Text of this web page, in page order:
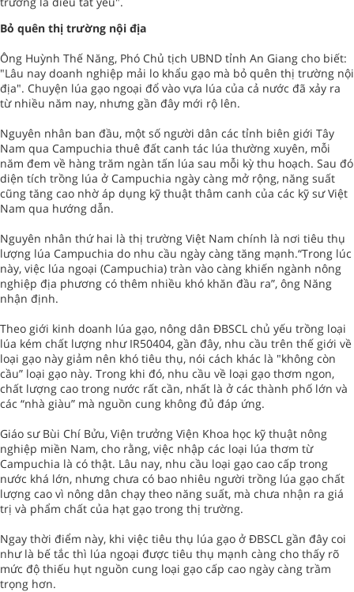
Bỏ quên thị trường nội địa
Ông Huỳnh Thế Năng, Phó Chủ tịch UBND tỉnh An Giang cho biết:
"Lâu nay doanh nghiệp mải lo khẩu gạo mà bỏ quên thị trường nội
địa". Chuyện lúa gạo ngoại đổ vào vựa lúa của cả nước đã xảy ra
từ nhiều năm nay, nhưng gần đây mới rộ lên.
Nguyên nhân ban đầu, một số người dân các tỉnh biên giới Tây
Nam qua Campuchia thuê đất canh tác lúa thường xuyên, mỗi
năm đem về hàng trăm ngàn tấn lúa sau mỗi kỳ thu hoạch. Sau đó
diện tích trồng lúa ở Campuchia ngày càng mở rộng, năng suất
cũng tăng cao nhờ áp dụng kỹ thuật thâm canh của các kỹ sư Việt
Nam qua hướng dẫn.
Nguyên nhân thứ hai là thị trường Việt Nam chính là nơi tiêu thụ
lượng lúa Campuchia do nhu cầu ngày càng tăng mạnh.“Trong lúc
này, việc lúa ngoại (Campuchia) tràn vào càng khiến ngành nông
nghiệp địa phương có thêm nhiều khó khăn đầu ra”, ông Năng
nhận định.
Theo giới kinh doanh lúa gạo, nông dân ĐBSCL chủ yếu trồng loại
lúa kém chất lượng như IR50404, gần đây, nhu cầu trên thế giới về
loại gạo này giảm nên khó tiêu thụ, nói cách khác là "không còn
cầu” loại gạo này. Trong khi đó, nhu cầu về loại gạo thơm ngon,
chất lượng cao trong nước rất cần, nhất là ở các thành phố lớn và
các “nhà giàu” mà nguồn cung không đủ đáp ứng.
Giáo sư Bùi Chí Bửu, Viện trưởng Viện Khoa học kỹ thuật nông
nghiệp miền Nam, cho rằng, việc nhập các loại lúa thơm từ
Campuchia là có thật. Lâu nay, nhu cầu loại gạo cao cấp trong
nước khá lớn, nhưng chưa có bao nhiêu người trồng lúa gạo chất
lượng cao vì nông dân chạy theo năng suất, mà chưa nhận ra giá
trị và phẩm chất của hạt gạo trong thị trường.
Ngay thời điểm này, khi việc tiêu thụ lúa gạo ở ĐBSCL gần đây coi
như là bế tắc thì lúa ngoại được tiêu thụ mạnh càng cho thấy rõ
mức độ thiếu hụt nguồn cung loại gạo cấp cao ngày càng trầm
trọng hơn.